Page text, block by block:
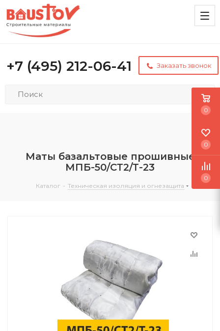
+7 (495) 212-06-41 Заказать звонок
Маты базальтовые прошивные
МПБ-50/СТ2/Т-23
Каталог - Техническая изоляция и огнезащита
0
0
0